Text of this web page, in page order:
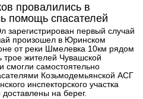
провалились в
помощь спасателей
первый случай
произошел в Юринском
от реки Шмелевка 10км рядом
трое жителей Чувашской
смогли самостоятельно
Козьмодемьянской АСГ
инспекторского участка
на берег.